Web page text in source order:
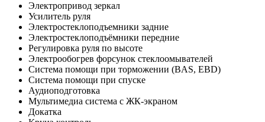
Электропривод зеркал
Усилитель руля
Электростеклоподъемники задние
Электростеклоподъёмники передние
Регулировка руля по высоте
Электрообогрев форсунок стеклоомывателей
Система помощи при торможении (BAS, EBD)
Система помощи при спуске
Аудиоподготовка
Мультимедиа система с ЖК-экраном
Докатка